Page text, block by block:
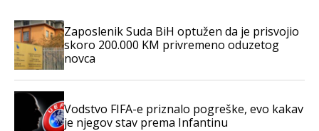
Zaposlenik Suda BiH optužen da je prisvojio
skoro 200.000 KM privremeno oduzetog
novca
Vodstvo FIFA-e priznalo pogreške, evo kakav
je njegov stav prema Infantinu